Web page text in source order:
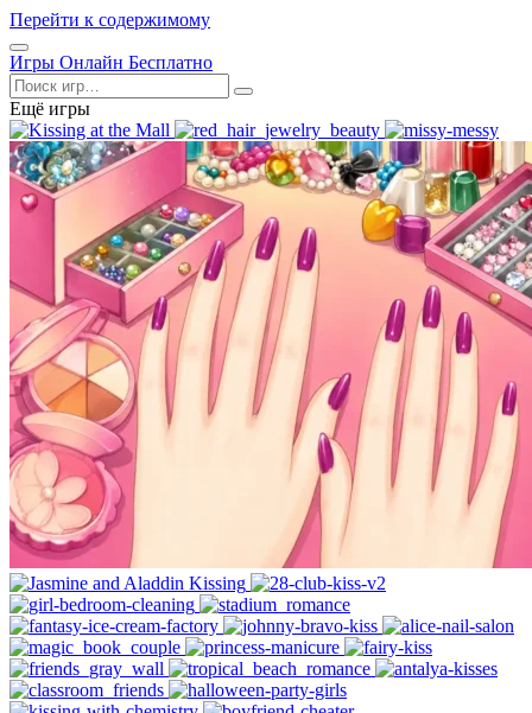
Перейти к содержимому
Открыть
меню
Игры Онлайн Бесплатно
Поиск
Ещё игры